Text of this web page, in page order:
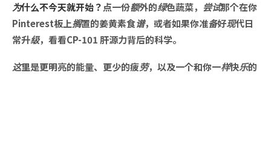
为什么不今天就开始？点一份额外的绿色蔬菜，尝试那个在你
Pinterest板上搁置的姜黄素食谱，或者如果你准备好现代日
常升级，看看CP-101 肝源力背后的科学。
这里是更明亮的能量、更少的疲劳，以及一个和你一样快乐的